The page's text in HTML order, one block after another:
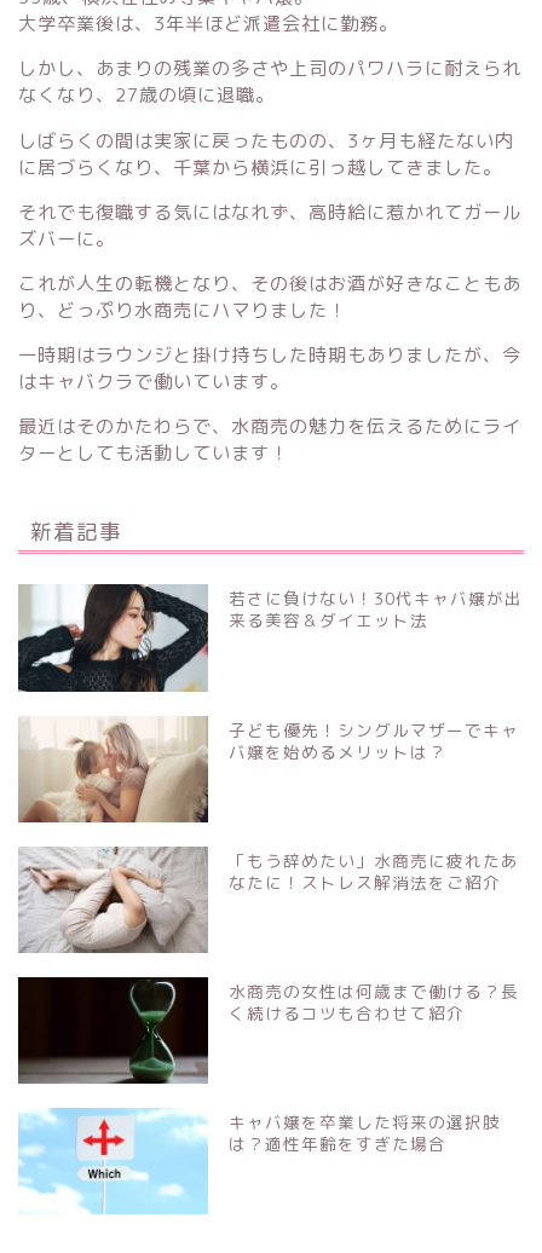
大学卒業後は、3年半ほど派遣会社に勤務。
しかし、あまりの残業の多さや上司のパワハラに耐えられ
なくなり、27歳の頃に退職。
しばらくの間は実家に戻ったものの、3ヶ月も経たない内
に居づらくなり、千葉から横浜に引っ越してきました。
それでも復職する気にはなれず、高時給に惹かれてガール
ズバーに。
これが人生の転機となり、その後はお酒が好きなこともあ
り、どっぷり水商売にハマりました！
一時期はラウンジと掛け持ちした時期もありましたが、今
はキャバクラで働いています。
最近はそのかたわらで、水商売の魅力を伝えるためにライ
ターとしても活動しています！
新着記事
若さに負けない！30代キャバ嬢が出
来る美容＆ダイエット法
子ども優先！シングルマザーでキャ
バ嬢を始めるメリットは？
「もう辞めたい」水商売に疲れたあ
なたに！ストレス解消法をご紹介
水商売の女性は何歳まで働ける？長
く続けるコツも合わせて紹介
キャバ嬢を卒業した将来の選択肢
は？適性年齢をすぎた場合